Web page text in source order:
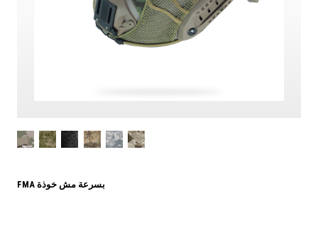
FMA بسرعة مش خوذة